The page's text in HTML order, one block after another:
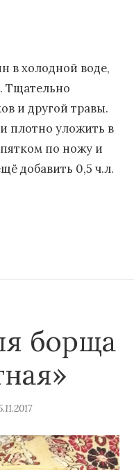
в холодной воде,
Тщательно
и другой травы.
плотно уложить в
по ножу и
добавить 0,5 ч.л.
борща